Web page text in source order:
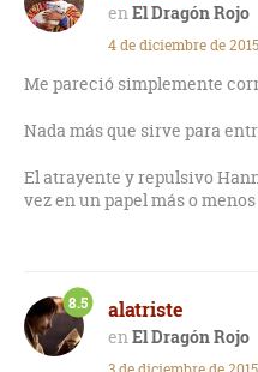
El Dragón Rojo
4 de diciembre de 2015
Me pareció simplemente
Nada más que sirve para
El atrayente y repulsivo
vez en un papel más o
alatriste
El Dragón Rojo
8.5